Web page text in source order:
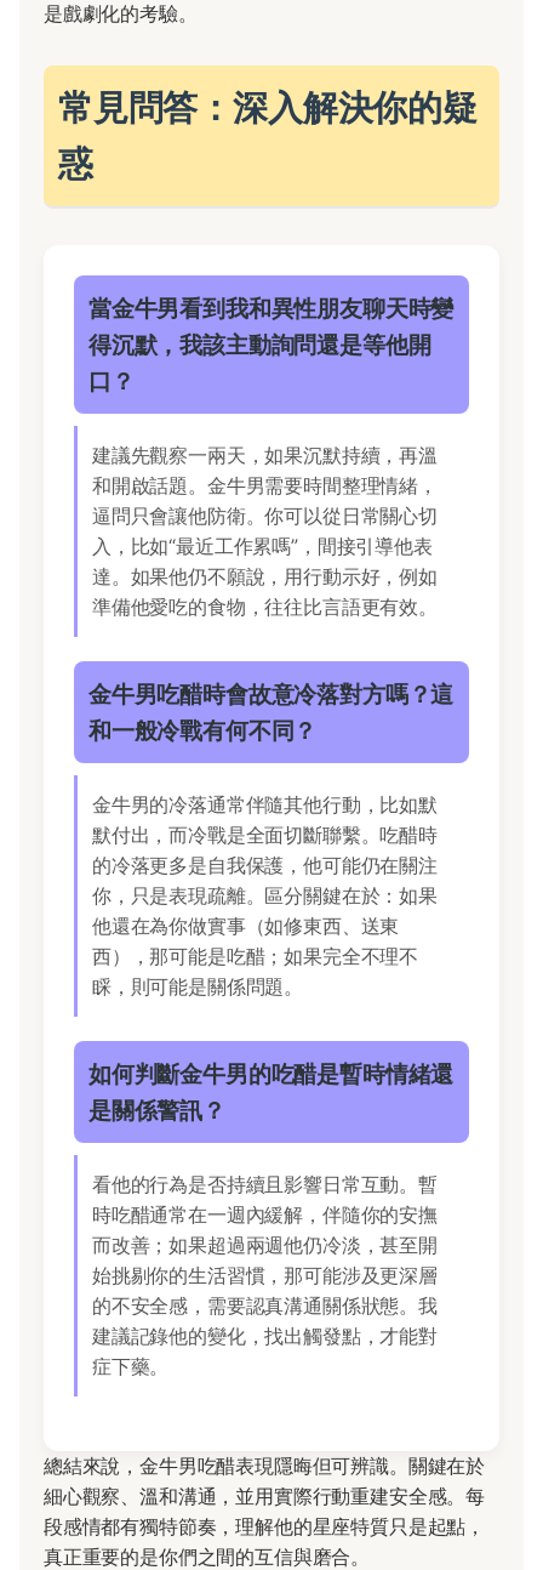
是戲劇化的考驗。
常見問答：深入解決你的疑
惑
當金牛男看到我和異性朋友聊天時變
得沉默，我該主動詢問還是等他開
口？
建議先觀察一兩天，如果沉默持續，再溫
和開啟話題。金牛男需要時間整理情緒，
逼問只會讓他防衛。你可以從日常關心切
入，比如“最近工作累嗎”，間接引導他表
達。如果他仍不願說，用行動示好，例如
準備他愛吃的食物，往往比言語更有效。
金牛男吃醋時會故意冷落對方嗎？這
和一般冷戰有何不同？
金牛男的冷落通常伴隨其他行動，比如默
默付出，而冷戰是全面切斷聯繫。吃醋時
的冷落更多是自我保護，他可能仍在關注
你，只是表現疏離。區分關鍵在於：如果
他還在為你做實事（如修東西、送東
西），那可能是吃醋；如果完全不理不
睬，則可能是關係問題。
如何判斷金牛男的吃醋是暫時情緒還
是關係警訊？
看他的行為是否持續且影響日常互動。暫
時吃醋通常在一週內緩解，伴隨你的安撫
而改善；如果超過兩週他仍冷淡，甚至開
始挑剔你的生活習慣，那可能涉及更深層
的不安全感，需要認真溝通關係狀態。我
建議記錄他的變化，找出觸發點，才能對
症下藥。
總結來說，金牛男吃醋表現隱晦但可辨識。關鍵在於
細心觀察、溫和溝通，並用實際行動重建安全感。每
段感情都有獨特節奏，理解他的星座特質只是起點，
真正重要的是你們之間的互信與磨合。